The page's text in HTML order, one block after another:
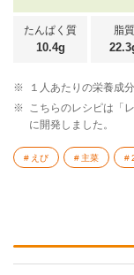
たんぱく質
10.4g
脂質
※
１人あたりの栄養成分
※ こちらのレシピは「
に開発しました。
えび 主菜